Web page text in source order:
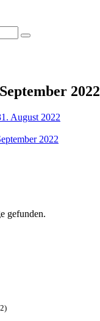
2022
August 2022
2022
gefunden.